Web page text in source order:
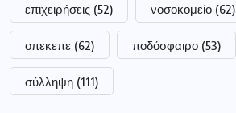
επιχειρήσεις (52) νοσοκομείο (62)
οπεκεπε (62) ποδόσφαιρο (53)
σύλληψη (111)